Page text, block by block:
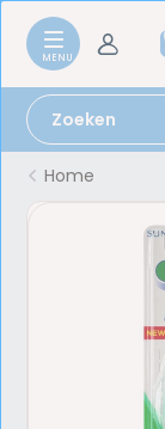
Home